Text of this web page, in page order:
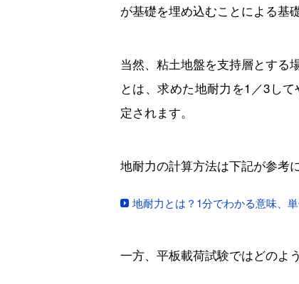
が基礎を埋め込むことによる基
当然、粘土地盤を支持層とする
とは、求めた地耐力を1／3し
定されます。
地耐力の計算方法は下記が参考
地耐力とは？1分でわかる意味、
一方、平板載荷試験ではどのよ